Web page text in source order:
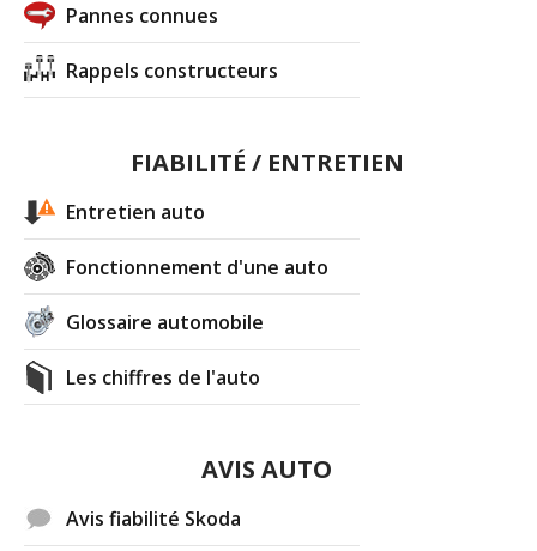
Pannes connues
Rappels constructeurs
FIABILITÉ / ENTRETIEN
Entretien auto
Fonctionnement d'une auto
Glossaire automobile
Les chiffres de l'auto
AVIS AUTO
Avis fiabilité Skoda